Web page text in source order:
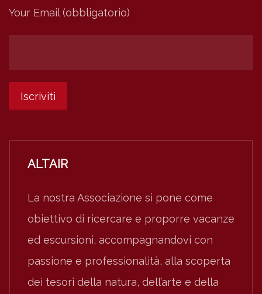
Your Email (obbligatorio)
ALTAIR
La nostra Associazione si pone come
obiettivo di ricercare e proporre vacanze
ed escursioni, accompagnandovi con
passione e professionalità, alla scoperta
dei tesori della natura, dell’arte e della